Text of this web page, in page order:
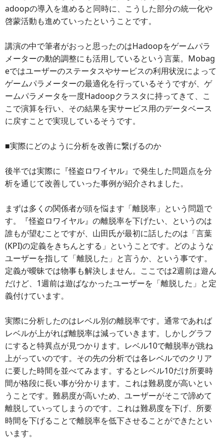
adoopの導入を進めると同時に、こうした部分の統一化や
啓蒙活動も進めていったということです。
講演の中で筆者がおっと思ったのはHadoopをゲームパラ
メーターの動的調整にも活用しているという言葉。Mobag
eではユーザーのステータスやサービスの利用状況によって
ゲームパラメーターの最適化を行っているそうですが、ゲ
ームパラメータを一度Hadoopクラスタに持ってきて、こ
こで演算を行い、その結果を実サービス用のデータベース
に戻すことで実現しているそうです。
■実際にどのように分析を改善に繋げるのか
後半では実際に『怪盗ロワイヤル』で発生した問題点を分
析を通じて改善していった事例が紹介されました。
まずは多くの関係者が頭を悩ます「離脱率」という問題で
す。『怪盗ロワイヤル』の離脱率を下げたい、というのは
誰もが望むことですが、山田氏が最初に話したのは「言葉
(KPI)の定義をきちんとする」ということです。どのような
ユーザーを指して「離脱した」と言うか、という事です。
定義が曖昧では物事も解決しません。ここでは2週前は遊ん
だけど、1週前は遊ばなかったユーザーを「離脱した」と定
義付けています。
実際に分析したのはレベル別の離脱率です。通常であれば
レベルが上がれば離脱率は減っていきます。しかしグラフ
にすると特異点が見つかります。レベル10で離脱率が跳ね
上がっていのです。その先の分析では各レベルでのクリア
に要した時間を並べてみます。するとレベル10だけ所要時
間が格段に長い事が分かります。これは難易度が高いとい
うことです。難易度が高いため、ユーザーがそこで諦めて
離脱していってしまうのです。これは難易度を下げ、所要
時間を下げることで離脱率を低下させることができたとい
います。